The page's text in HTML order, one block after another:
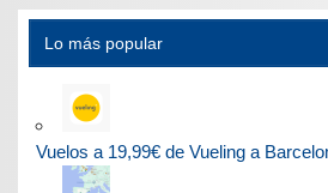
Lo más popular
Vuelos a 19,99€ de Vueling a